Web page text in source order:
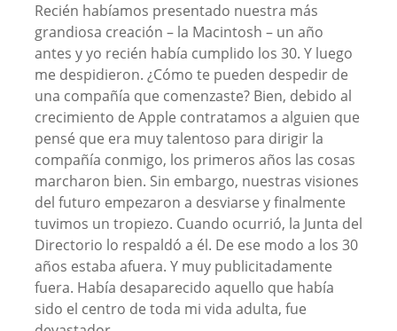
Recién habíamos presentado nuestra más
grandiosa creación – la Macintosh – un año
antes y yo recién había cumplido los 30. Y luego
me despidieron. ¿Cómo te pueden despedir de
una compañía que comenzaste? Bien, debido al
crecimiento de Apple contratamos a alguien que
pensé que era muy talentoso para dirigir la
compañía conmigo, los primeros años las cosas
marcharon bien. Sin embargo, nuestras visiones
del futuro empezaron a desviarse y finalmente
tuvimos un tropiezo. Cuando ocurrió, la Junta del
Directorio lo respaldó a él. De ese modo a los 30
años estaba afuera. Y muy publicitadamente
fuera. Había desaparecido aquello que había
sido el centro de toda mi vida adulta, fue